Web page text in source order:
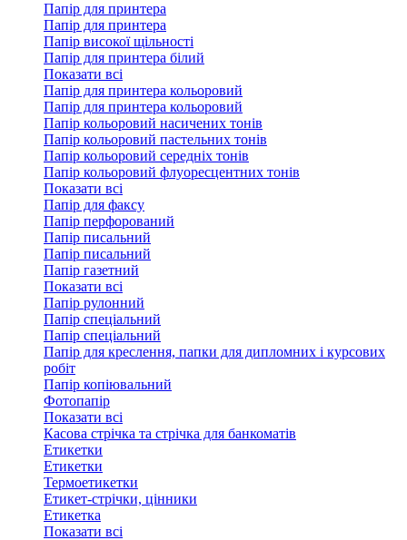
Папір для принтера
Папір для принтера
Папір високої щільності
Папір для принтера білий
Показати всі
Папір для принтера кольоровий
Папір для принтера кольоровий
Папір кольоровий насичених тонів
Папір кольоровий пастельних тонів
Папір кольоровий середніх тонів
Папір кольоровий флуоресцентних тонів
Показати всі
Папір для факсу
Папір перфорований
Папір писальний
Папір писальний
Папір газетний
Показати всі
Папір рулонний
Папір спеціальний
Папір спеціальний
Папір для креслення, папки для дипломних і курсових
робіт
Папір копіювальний
Фотопапір
Показати всі
Касова стрічка та стрічка для банкоматів
Етикетки
Етикетки
Термоетикетки
Етикет-стрічки, цінники
Етикетка
Показати всі